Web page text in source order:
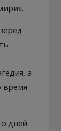
а
время
дней